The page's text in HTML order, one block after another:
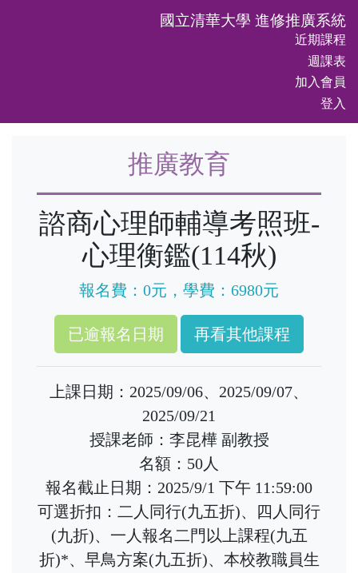
國立清華大學 進修推廣系統
近期課程
週課表
加入會員
登入
推廣教育
諮商心理師輔導考照班-
心理衡鑑(114秋)
報名費：0元，學費：6980元
再看其他課程
上課日期：2025/09/06、2025/09/07、
2025/09/21
授課老師：李昆樺 副教授
名額：50人
報名截止日期：2025/9/1 下午 11:59:00
可選折扣：二人同行(九五折)、四人同行
(九折)、一人報名二門以上課程(九五
折)*、早鳥方案(九五折)、本校教職員生